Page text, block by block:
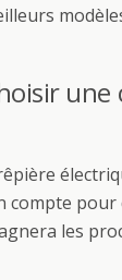
une
compte pour
les